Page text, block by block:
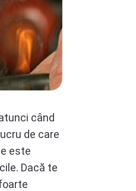
când
de care
este
Dacă te